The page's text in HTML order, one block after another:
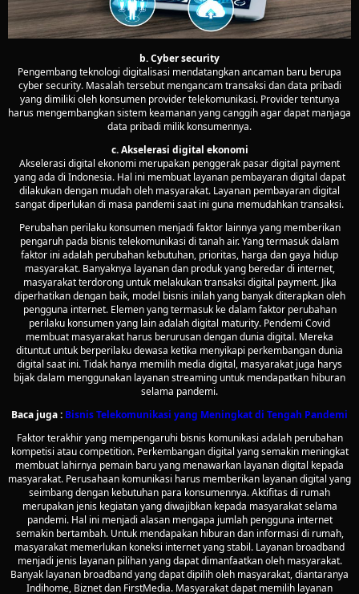
b. Cyber security
Pengembang teknologi digitalisasi mendatangkan ancaman baru berupa
cyber security. Masalah tersebut mengancam transaksi dan data pribadi
yang dimiliki oleh konsumen provider telekomunikasi. Provider tentunya
harus mengembangkan sistem keamanan yang canggih agar dapat manjaga
data pribadi milik konsumennya.
c. Akselerasi digital ekonomi
Akselerasi digital ekonomi merupakan penggerak pasar digital payment
yang ada di Indonesia. Hal ini membuat layanan pembayaran digital dapat
dilakukan dengan mudah oleh masyarakat. Layanan pembayaran digital
sangat diperlukan di masa pandemi saat ini guna memudahkan transaksi.
Perubahan perilaku konsumen menjadi faktor lainnya yang memberikan
pengaruh pada bisnis telekomunikasi di tanah air. Yang termasuk dalam
faktor ini adalah perubahan kebutuhan, prioritas, harga dan gaya hidup
masyarakat. Banyaknya layanan dan produk yang beredar di internet,
masyarakat terdorong untuk melakukan transaksi digital payment. Jika
diperhatikan dengan baik, model bisnis inilah yang banyak diterapkan oleh
pengguna internet. Elemen yang termasuk ke dalam faktor perubahan
perilaku konsumen yang lain adalah digital maturity. Pendemi Covid
membuat masyarakat harus berurusan dengan dunia digital. Mereka
dituntut untuk berperilaku dewasa ketika menyikapi perkembangan dunia
digital saat ini. Tidak hanya memilih media digital, masyarakat juga harys
bijak dalam menggunakan layanan streaming untuk mendapatkan hiburan
selama pandemi.
Baca juga : Bisnis Telekomunikasi yang Meningkat di Tengah Pandemi
Faktor terakhir yang mempengaruhi bisnis komunikasi adalah perubahan
kompetisi atau competition. Perkembangan digital yang semakin meningkat
membuat lahirnya pemain baru yang menawarkan layanan digital kepada
masyarakat. Perusahaan komunikasi harus memberikan layanan digital yang
seimbang dengan kebutuhan para konsumennya. Aktifitas di rumah
merupakan jenis kegiatan yang diwajibkan kepada masyarakat selama
pandemi. Hal ini menjadi alasan mengapa jumlah pengguna internet
semakin bertambah. Untuk mendapakan hiburan dan informasi di rumah,
masyarakat memerlukan koneksi internet yang stabil. Layanan broadband
menjadi jenis layanan pilihan yang dapat dimanfaatkan oleh masyarakat.
Banyak layanan broadband yang dapat dipilih oleh masyarakat, diantaranya
Indihome, Biznet dan FirstMedia. Masyarakat dapat memilih layanan